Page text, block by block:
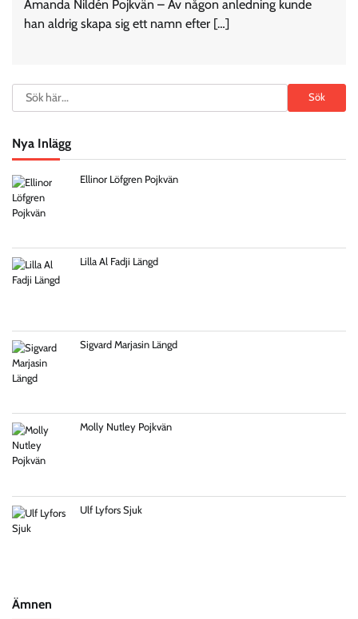
Amanda Nildén Pojkvän – Av någon anledning kunde
han aldrig skapa sig ett namn efter […]
Search Sök
Nya Inlägg
Ellinor Löfgren Pojkvän
Lilla Al Fadji Längd
Sigvard Marjasin Längd
Molly Nutley Pojkvän
Ulf Lyfors Sjuk
Ämnen